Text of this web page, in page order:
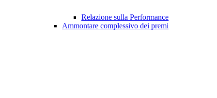
Relazione sulla Performance
Ammontare complessivo dei premi